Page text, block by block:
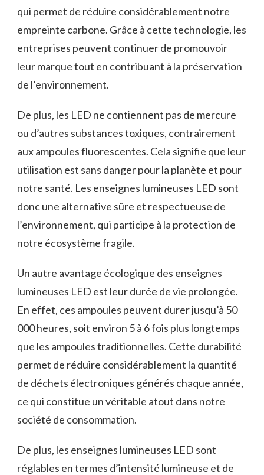
qui permet de réduire considérablement notre
empreinte carbone. Grâce‌ à cette technologie, les
‌entreprises peuvent continuer de promouvoir
leur marque tout en contribuant à la préservation
‌de l’environnement.
De⁣ plus, les LED ne contiennent‍ pas de⁣ mercure
ou d’autres substances toxiques, contrairement
aux ampoules fluorescentes. Cela signifie que leur
utilisation est ‌sans danger pour la planète et pour ​
notre ​santé. Les⁢ enseignes lumineuses LED sont
donc ⁤une alternative sûre et respectueuse de
l’environnement, qui participe à‍ la protection de
notre écosystème fragile.
Un autre avantage écologique des enseignes
lumineuses LED est leur durée de vie‍ prolongée.
En ‌effet, ces ampoules peuvent durer⁤ jusqu’à 50
000 heures, soit environ 5 à 6 fois plus longtemps
que les ampoules traditionnelles. Cette durabilité
permet de réduire considérablement la ‌quantité
de déchets électroniques générés chaque année,
ce qui constitue‌ un ⁢véritable atout dans notre
⁤société de consommation.
De plus,​ les enseignes lumineuses LED sont
réglables en termes d’intensité lumineuse​ et de